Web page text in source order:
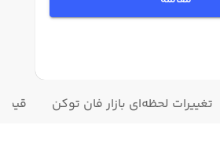
تغییرات لحظه‌ای بازار فان توکن